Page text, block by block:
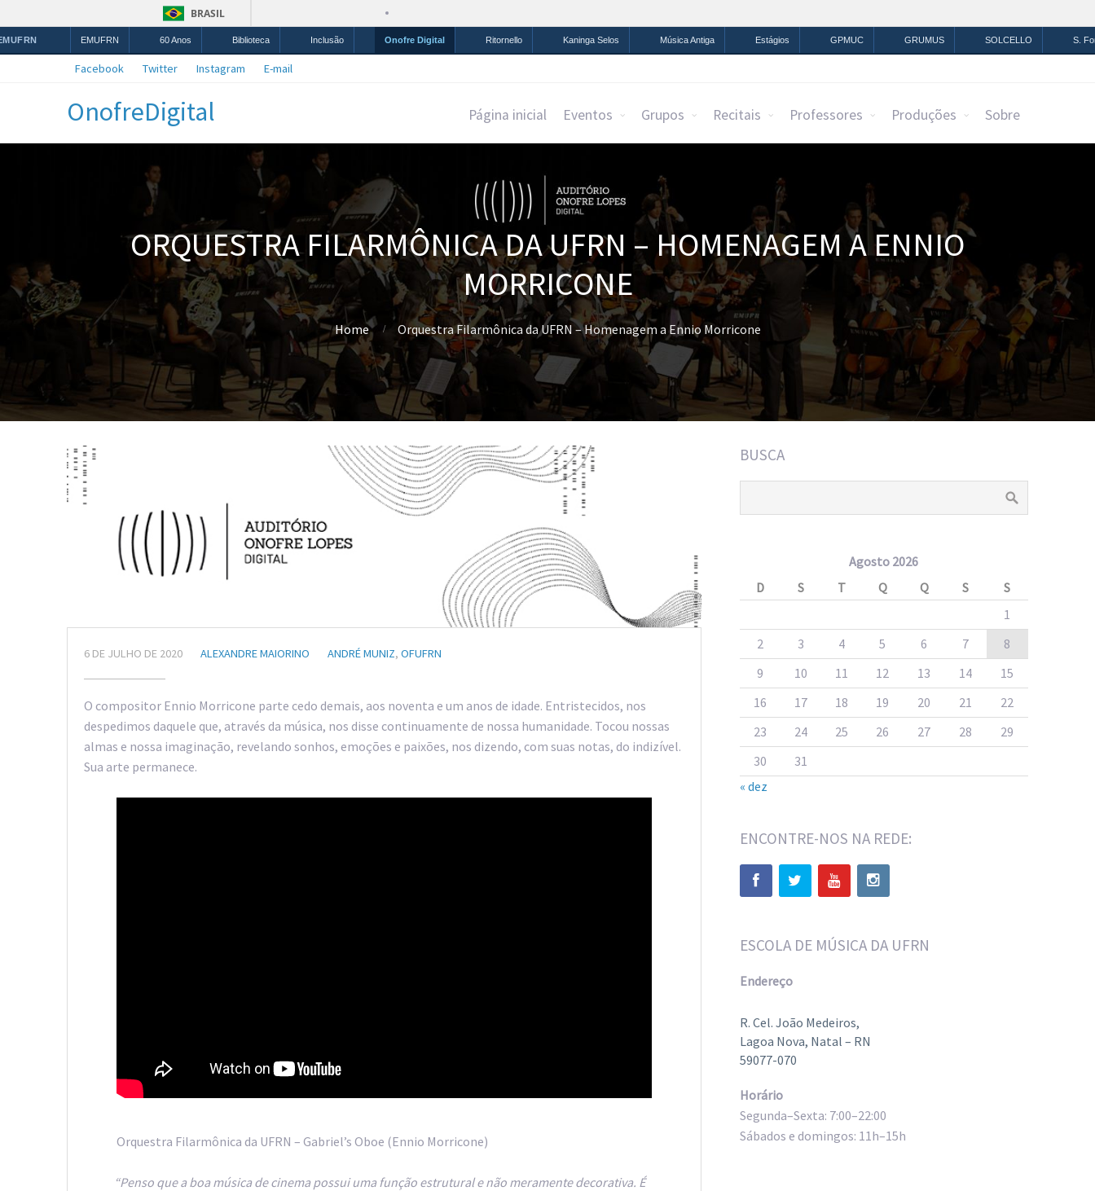
BRASIL
Simplifique!
Comunica BR Participe Acesso à informação Legislação Canais
EMUFRN 60 Anos Biblioteca Inclusão Onofre Digital Ritornello Kaninga Selos Música Antiga Estágios GPMUC GRUMUS SOLCELLO S.
Facebook Twitter Instagram E-mail
OnofreDigital Página inicial Eventos Grupos Recitais Professores Produções Sobre
ORQUESTRA FILARMÔNICA DA UFRN – HOMENAGEM A ENNIO
MORRICONE
Home Orquestra Filarmônica da UFRN – Homenagem a Ennio Morricone
6 DE JULHO DE 2020 ALEXANDRE MAIORINO ANDRÉ MUNIZ, OFUFRN
O compositor Ennio Morricone parte cedo demais, aos noventa e um anos de idade. Entristecidos, nos
despedimos daquele que, através da música, nos disse continuamente de nossa humanidade. Tocou nossas
almas e nossa imaginação, revelando sonhos, emoções e paixões, nos dizendo, com suas notas, do indizível.
Sua arte permanece.
Orquestra Filarmônica da UFRN – Gabriel’s Oboe (Ennio Morricone)
“Penso que a boa música de cinema possui uma função estrutural e não meramente decorativa. É
BUSCA
Agosto 2026
D
S T Q Q S
S
1
2
3 4 5 6 7
8
9
10 11 12 13 14
15
16
17 18 19 20 21
22
23
24 25 26 27 28
29
30
31
« dez
ENCONTRE-NOS NA REDE:
ESCOLA DE MÚSICA DA UFRN
Endereço
R. Cel. João Medeiros,
Lagoa Nova, Natal – RN
59077-070
Horário
Segunda–Sexta: 7:00–22:00
Sábados e domingos: 11h–15h